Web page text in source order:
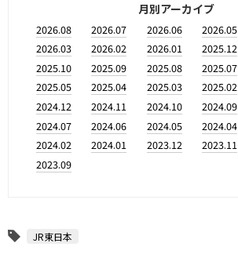
月別アーカイブ
2026.08 2026.07 2026.06 2026.05
2026.03
2026.02 2026.01 2025.12
2025.10
2025.09 2025.08 2025.07
2025.05
2025.04 2025.03 2025.02
2024.12
2024.11 2024.10 2024.09
2024.07
2024.06 2024.05 2024.04
2024.02
2024.01 2023.12 2023.11
2023.09
JR東日本